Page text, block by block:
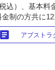
込）、基本料
制の方共に
article アブストラ